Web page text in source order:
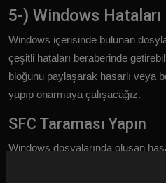
5-) Windows Hataları
Windows içerisinde bulunan
çeşitli hataları beraberinde
bloğunu paylaşarak hasarlı veya
yapıp onarmaya çalışacağız.
SFC Taraması Yapın
Windows dosyalarında oluşan
birçok hata kodlarının karşımıza